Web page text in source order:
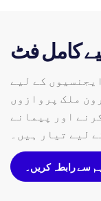
کامل فٹ
کے لیے
ملک پروازوں
اور پیمانے
لیے تیار ہیں۔
ہم سے رابطہ کریں۔